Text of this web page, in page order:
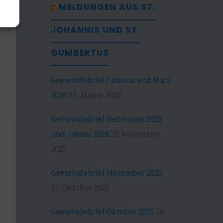
MELDUNGEN AUS ST.
JOHANNIS UND ST.
GUMBERTUS
Gemeindebrief Februar und März
202623. Januar 2026
Gemeindebrief Dezember 2025
und Januar 202626. November
2025
Gemeindebrief November 2025
27. Oktober 2025
Gemeindebrief Oktober 2025 29.